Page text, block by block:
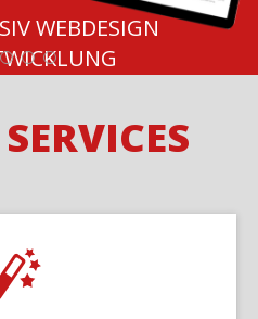
WEBDESIGN